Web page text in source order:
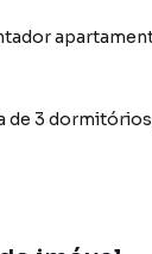
com armários